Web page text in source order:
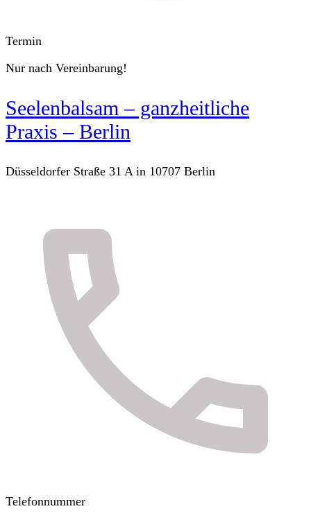
Termin
Nur nach Vereinbarung!
Seelenbalsam – ganzheitliche
Praxis – Berlin
Düsseldorfer Straße 31 A in 10707 Berlin
Telefonnummer